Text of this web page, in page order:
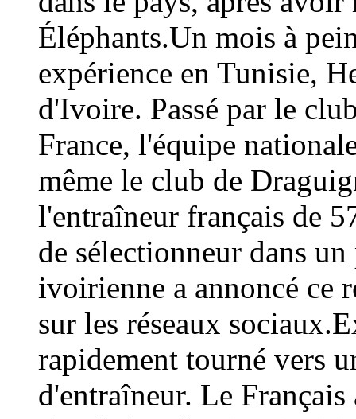
Éléphants.Un mois à
expérience en Tunisie,
d'Ivoire. Passé par le
France, l'équipe
même le club de
l'entraîneur français de
de sélectionneur dans
ivoirienne a annoncé ce
sur les réseaux
rapidement tourné vers
d'entraîneur. Le